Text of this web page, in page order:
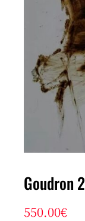
Goudron 2
550.00€